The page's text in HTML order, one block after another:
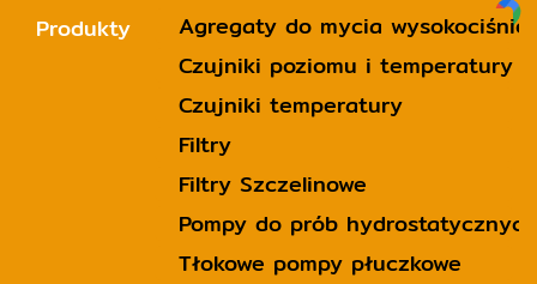
Produkty
Agregaty do mycia
Czujniki poziomu i temperatury
Czujniki temperatury
Filtry
Filtry Szczelinowe
Pompy do prób
Tłokowe pompy płuczkowe